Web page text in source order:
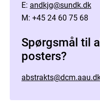
E: andkjg@sundk.dk
M: +45 24 60 75 68
Spørgsmål til
posters?